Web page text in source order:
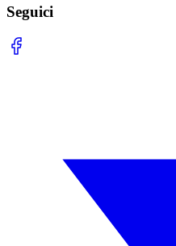
Seguici